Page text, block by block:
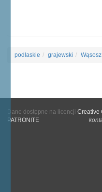
podlaskie grajewski Wąsosz
Dane dostępne na licencji Creative
PATRONITE